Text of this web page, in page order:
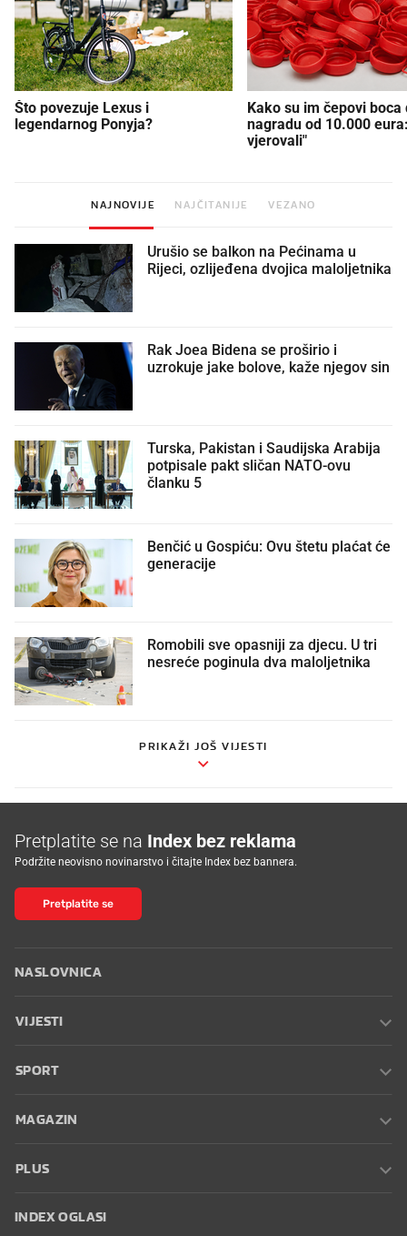
Što povezuje Lexus i
legendarnog Ponyja?
Kako su im čepovi boca
nagradu od 10.000
vjerovali"
NAJNOVIJE NAJČITANIJE VEZANO
Urušio se balkon na Pećinama u
Rijeci, ozlijeđena dvojica maloljetnika
Rak Joea Bidena se proširio i
uzrokuje jake bolove, kaže njegov sin
Turska, Pakistan i Saudijska Arabija
potpisale pakt sličan NATO-ovu
članku 5
Benčić u Gospiću: Ovu štetu plaćat će
generacije
Romobili sve opasniji za djecu. U tri
nesreće poginula dva maloljetnika
PRIKAŽI JOŠ VIJESTI
Pretplatite se na Index bez reklama
Podržite neovisno novinarstvo i čitajte Index bez bannera.
Pretplatite se
NASLOVNICA
VIJESTI
SPORT
MAGAZIN
PLUS
INDEX OGLASI